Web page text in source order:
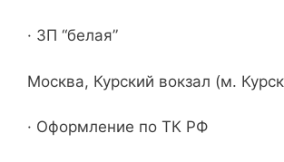
· ЗП “белая”
Москва, Курский вокзал (м.
· Оформление по ТК РФ